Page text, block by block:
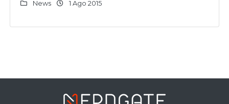
News 1 Ago 2015